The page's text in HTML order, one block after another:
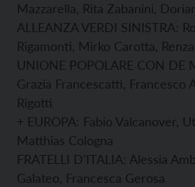
Mazzarella, Rita Zabanini,
ALLEANZA VERDI SINISTRA:
Rigamonti, Mirko Carotta,
UNIONE POPOLARE CON DE
Grazia Francescatti, Francesco
Rigotti
+ EUROPA: Fabio Valcanover,
Matthias Cologna
FRATELLI D’ITALIA: Alessia
Galateo, Francesca Gerosa